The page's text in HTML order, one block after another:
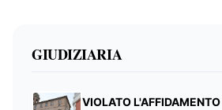
GIUDIZIARIA
VIOLATO